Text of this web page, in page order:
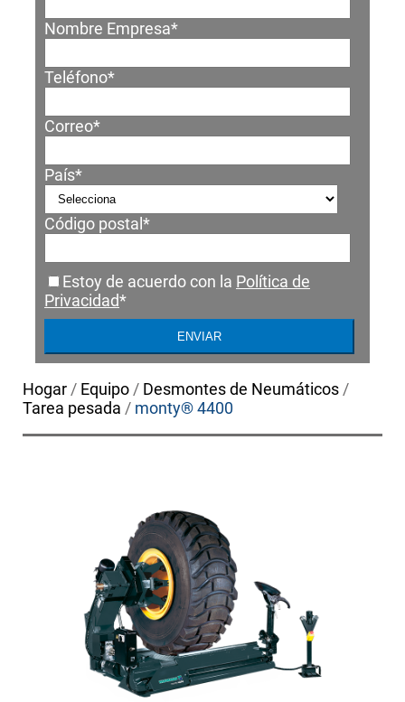
Nombre Empresa*
Teléfono*
Correo*
País*
Código postal *
Estoy de acuerdo con la Política de
Privacidad*
Hogar/ Equipo/ Desmontes de Neumáticos/
Tarea pesada / monty® 4400